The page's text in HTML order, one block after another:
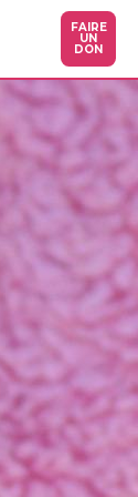
FAIRE
UN
DON